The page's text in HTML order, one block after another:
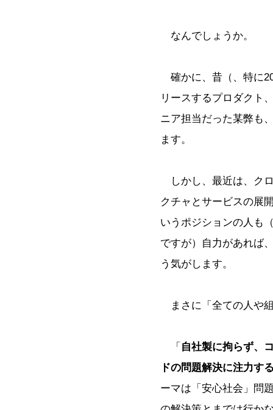
なんでしょうか。
確かに、昔（、特に
リースするプロダクト
ニア担当だった某弊も
ます。
しかし、最近は、ク
クチャとサービスの展
いうポジションの人も
ですが）自力があれば
う気がします。
まさに「全ての人や
「 自社製に拘らず、
ドの問題解決に注力す
ーマは「安心社会」問